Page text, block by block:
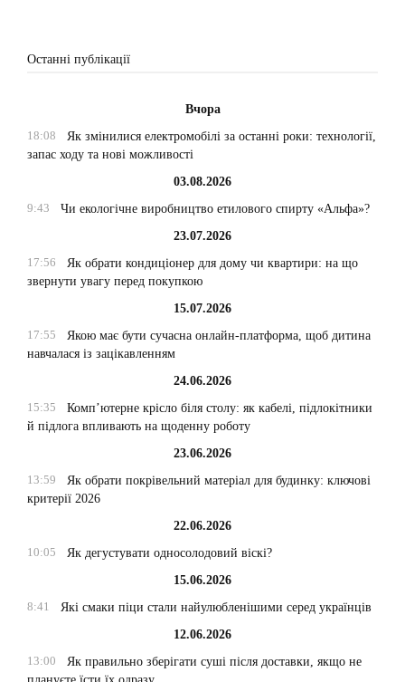
Останні публікації
Вчора
18:08
Як змінилися електромобілі за останні роки: технології,
запас ходу та нові можливості
03.08.2026
9:43
Чи екологічне виробництво етилового спирту «Альфа»?
23.07.2026
17:56
Як обрати кондиціонер для дому чи квартири: на що
звернути увагу перед покупкою
15.07.2026
17:55
Якою має бути сучасна онлайн-платформа, щоб дитина
навчалася із зацікавленням
24.06.2026
15:35
Комп’ютерне крісло біля столу: як кабелі, підлокітники
й підлога впливають на щоденну роботу
23.06.2026
13:59
Як обрати покрівельний матеріал для будинку: ключові
критерії 2026
22.06.2026
10:05
Як дегустувати односолодовий віскі?
15.06.2026
8:41
Які смаки піци стали найулюбленішими серед українців
12.06.2026
13:00
Як правильно зберігати суші після доставки, якщо не